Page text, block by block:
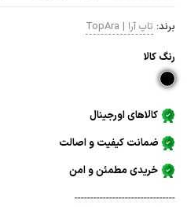
برند: تاپ آرا | TopAra
رنگ كالا
کالاهای اورجینال
ضمانت کیفیت و اصالت
خریدی مطمئن و امن
--------------------------------